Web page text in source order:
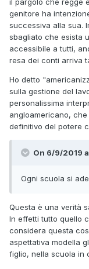
il pargolo che regge
genitore ha
successiva alla sua.
sbagliato che esista
accessibile a tutti,
resa dei conti arriva
Ho detto
sulla gestione del
personalissima
angloamericano,
definitivo del potere
On 6/9/2019
Ogni scuola si
Questa è una verità
In effetti tutto quello
considera questa
aspettativa modella
figlio, nella scuola in